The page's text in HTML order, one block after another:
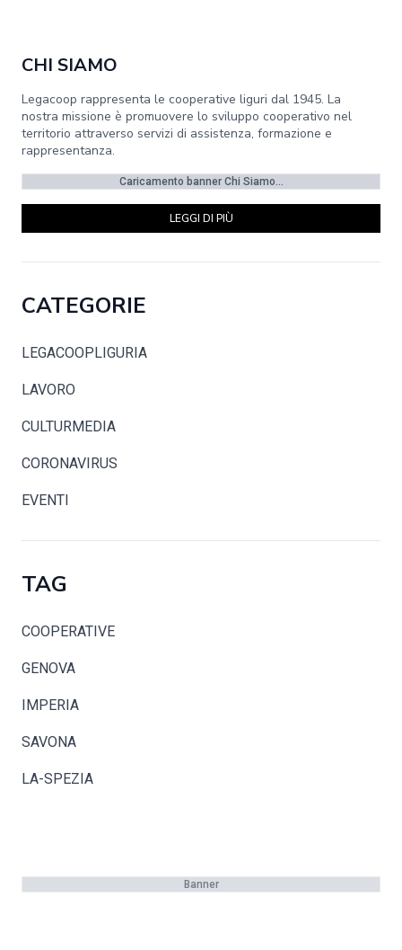
CHI SIAMO
Legacoop rappresenta le cooperative liguri dal 1945. La
nostra missione è promuovere lo sviluppo cooperativo nel
territorio attraverso servizi di assistenza, formazione e
rappresentanza.
Caricamento banner Chi Siamo...
LEGGI DI PIÙ
CATEGORIE
LEGACOOPLIGURIA
LAVORO
CULTURMEDIA
CORONAVIRUS
EVENTI
TAG
COOPERATIVE
GENOVA
IMPERIA
SAVONA
LA-SPEZIA
Banner